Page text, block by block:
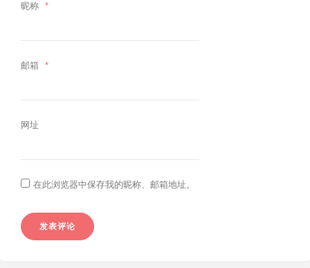
昵称 *
邮箱 *
网址
在此浏览器中保存我的昵称、邮箱地址。